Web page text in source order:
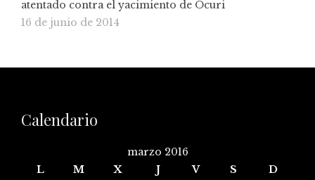
atentado contra el yacimiento de Ocuri
16 de junio de 2014
Calendario
marzo 2016
L
M X J V S
D